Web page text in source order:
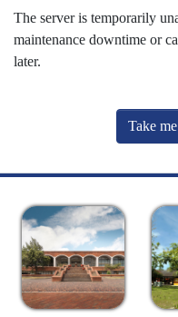
The server is temporarily
maintenance downtime or
later.
Take